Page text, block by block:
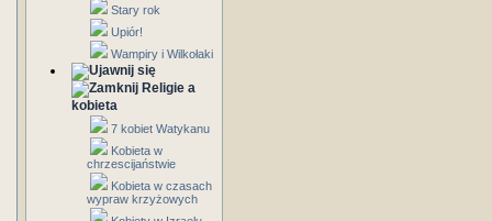
Stary rok
Upiór!
Wampiry i Wilkołaki
Religie a
kobieta
7 kobiet Watykanu
Kobieta w
chrzescijaństwie
Kobieta w czasach
wypraw krzyżowych